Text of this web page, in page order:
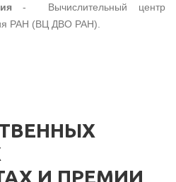
- Вычислительный центр
РАН (ВЦ ДВО РАН).
И ПРЕМИИ